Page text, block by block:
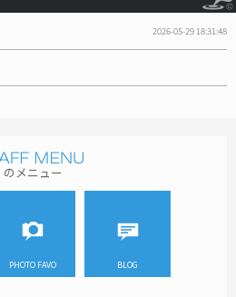
2026-05-29 18:31:48
のメニュー
PHOTO FAVO BLOG